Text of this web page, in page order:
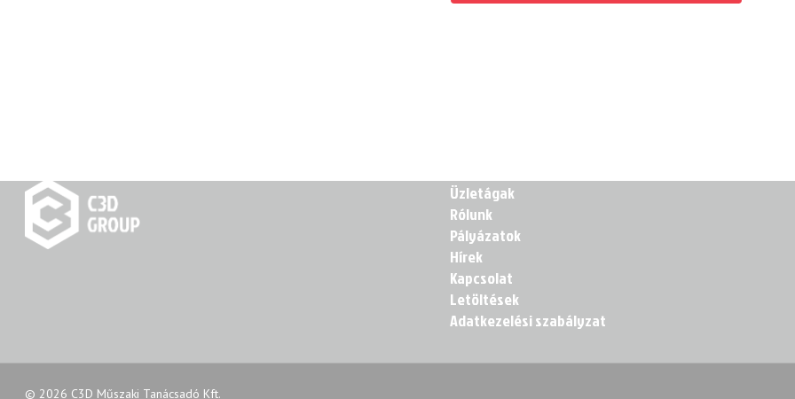
Üzletágak
Rólunk
Pályázatok
Hírek
Kapcsolat
Letöltések
Adatkezelési szabályzat
© 2026 C3D Műszaki Tanácsadó Kft.